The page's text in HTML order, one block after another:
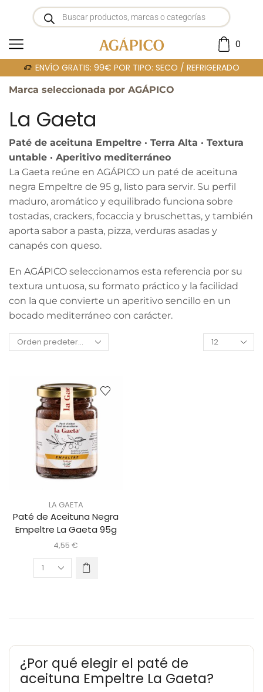
0
ENVÍO GRATIS: 99€ POR TIPO: SECO / REFRIGERADO
Portada»LA GAETA
Marca seleccionada por AGÁPICO
La Gaeta
Paté de aceituna Empeltre · Terra Alta · Textura
untable · Aperitivo mediterráneo
La Gaeta reúne en AGÁPICO un paté de aceituna
negra Empeltre de 95 g, listo para servir. Su perfil
maduro, aromático y equilibrado funciona sobre
tostadas, crackers, focaccia y bruschettas, y también
aporta sabor a pasta, pizza, verduras asadas y
canapés con queso.
En AGÁPICO seleccionamos esta referencia por su
textura untuosa, su formato práctico y la facilidad
con la que convierte un aperitivo sencillo en un
bocado mediterráneo con carácter.
LA GAETA
Paté de Aceituna Negra
Empeltre La Gaeta 95g
4,55 €
¿Por qué elegir el paté de
aceituna Empeltre La Gaeta?